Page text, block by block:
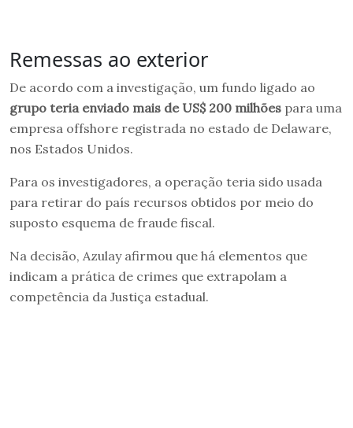
Remessas ao exterior
De acordo com a investigação, um fundo ligado ao
grupo teria enviado mais de US$ 200 milhões para uma
empresa offshore registrada no estado de Delaware,
nos Estados Unidos.
Para os investigadores, a operação teria sido usada
para retirar do país recursos obtidos por meio do
suposto esquema de fraude fiscal.
Na decisão, Azulay afirmou que há elementos que
indicam a prática de crimes que extrapolam a
competência da Justiça estadual.